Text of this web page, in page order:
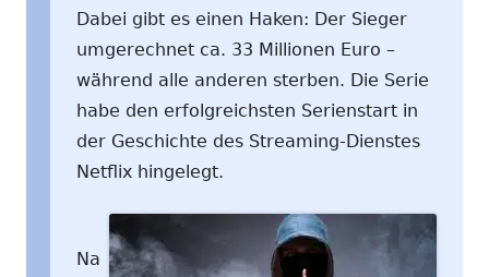
Dabei gibt es einen Haken: Der Sieger
umgerechnet ca. 33 Millionen Euro –
während alle anderen sterben. Die Serie
habe den erfolgreichsten Serienstart in
der Geschichte des Streaming-Dienstes
Netflix hingelegt.
Na